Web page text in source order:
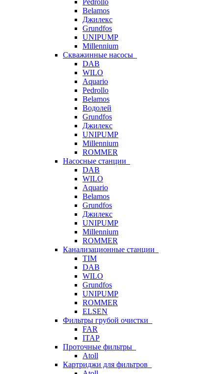
Pedrollo
Belamos
Джилекс
Grundfos
UNIPUMP
Millennium
Скважинные насосы
DAB
WILO
Aquario
Pedrollo
Belamos
Водолей
Grundfos
Джилекс
UNIPUMP
Millennium
ROMMER
Насосные станции
DAB
WILO
Aquario
Belamos
Grundfos
Джилекс
UNIPUMP
Millennium
ROMMER
Канализационные станции
TIM
DAB
WILO
Grundfos
UNIPUMP
ROMMER
ELSEN
Фильтры грубой очистки
FAR
ITAP
Проточные фильтры
Atoll
Картриджи для фильтров